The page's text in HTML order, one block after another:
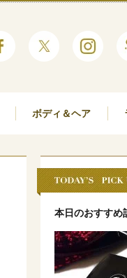
ボディ＆ヘア
本日のおすすめ